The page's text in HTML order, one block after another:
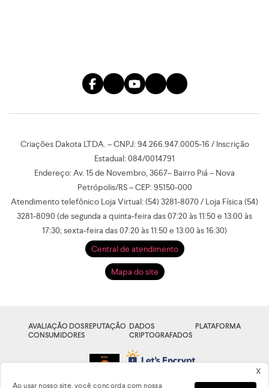
x
Ao usar nosso site, você concorda com nossa
Criações Dakota LTDA. – CNPJ: 94.266.947.0005-16 / Inscrição
Estadual: 084/0014791
Endereço: Av. 15 de Novembro, 3667– Bairro Piá – Nova
Petrópolis/RS – CEP: 95150-000
Atendimento telefônico Loja Virtual: (54) 3281-8070 / Loja Física (54)
3281-8090 (de segunda a quinta-feira das 07:20 às 11:50 e 13:00 às
17:30; sexta-feira das 07:20 às 11:50 e 13:00 às 16:30)
Central de atendimento
Mapa do site
AVALIAÇÃO DOS
CONSUMIDORES
REPUTAÇÃO
DADOS
CRIPTOGRAFADOS
PLATAFORMA